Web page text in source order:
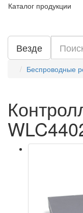
Каталог продукции
Везде
Беспроводные